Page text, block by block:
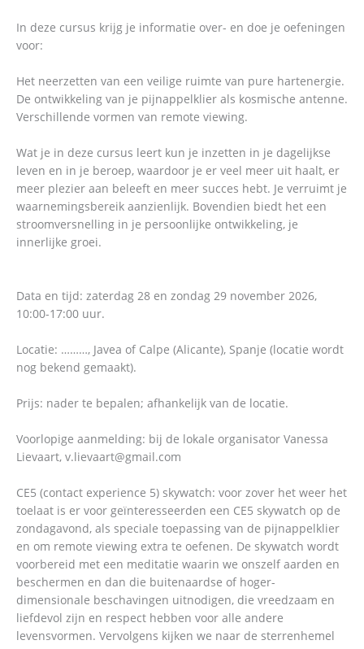
In deze cursus krijg je informatie over- en doe je oefeningen
voor:
Het neerzetten van een veilige ruimte van pure hartenergie.
De ontwikkeling van je pijnappelklier als kosmische antenne.
Verschillende vormen van remote viewing.
Wat je in deze cursus leert kun je inzetten in je dagelijkse
leven en in je beroep, waardoor je er veel meer uit haalt, er
meer plezier aan beleeft en meer succes hebt. Je verruimt je
waarnemingsbereik aanzienlijk. Bovendien biedt het een
stroomversnelling in je persoonlijke ontwikkeling, je
innerlijke groei.
Data en tijd: zaterdag 28 en zondag 29 november 2026,
10:00-17:00 uur.
Locatie: ………, Javea of Calpe (Alicante), Spanje (locatie wordt
nog bekend gemaakt).
Prijs: nader te bepalen; afhankelijk van de locatie.
Voorlopige aanmelding: bij de lokale organisator Vanessa
Lievaart, v.lievaart@gmail.com
CE5 (contact experience 5) skywatch: voor zover het weer het
toelaat is er voor geïnteresseerden een CE5 skywatch op de
zondagavond, als speciale toepassing van de pijnappelklier
en om remote viewing extra te oefenen. De skywatch wordt
voorbereid met een meditatie waarin we onszelf aarden en
beschermen en dan die buitenaardse of hoger-
dimensionale beschavingen uitnodigen, die vreedzaam en
liefdevol zijn en respect hebben voor alle andere
levensvormen. Vervolgens kijken we naar de sterrenhemel